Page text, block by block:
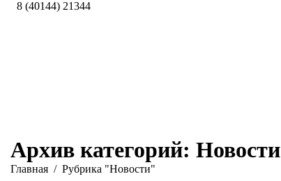
8 (40144) 21344
Архив категорий: Новости
Вы здесь:
Главная Рубрика "Новости"